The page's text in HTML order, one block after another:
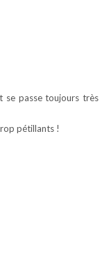
se passe toujours très
pétillants !